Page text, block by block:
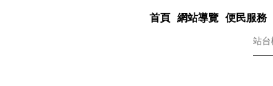
首頁 網站導覽 便民服務